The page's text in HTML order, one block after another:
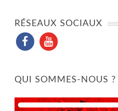
RÉSEAUX SOCIAUX
QUI SOMMES-NOUS ?